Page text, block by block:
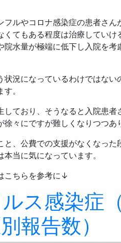
ルやコロナ感染症の患者さん
てもある程度は治療していけ
水量が極端に低下し入院を考
況になっているわけではな
。
ており、そうなると入院患者
々にですが難しくなりつつあ
、公費での支援がなくなった
当に気になっています。
こちらを参考に↓
ス感染症
報告数）